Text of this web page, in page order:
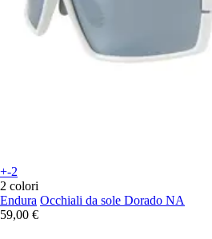
+-2
2 colori
Endura Occhiali da sole Dorado NA
59,00 €